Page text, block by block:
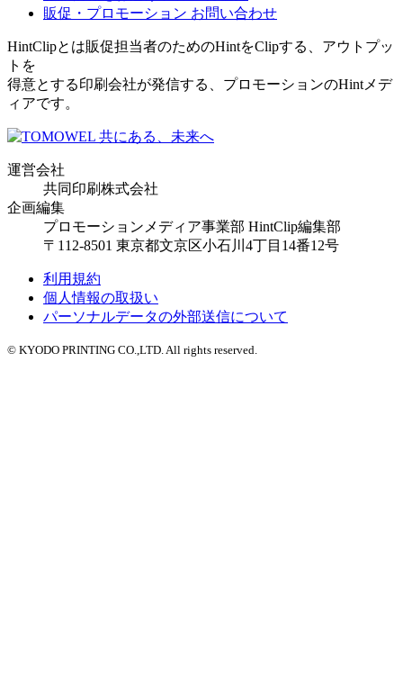
販促・プロモーション お問い合わせ
HintClipとは販促担当者のためのHintをClipする、アウトプッ
トを
得意とする印刷会社が発信する、プロモーションのHintメデ
ィアです。
運営会社
共同印刷株式会社
企画編集
プロモーションメディア事業部 HintClip編集部
〒112-8501 東京都文京区小石川4丁目14番12号
利用規約
個人情報の取扱い
パーソナルデータの外部送信について
© KYODO PRINTING CO.,LTD. All rights reserved.